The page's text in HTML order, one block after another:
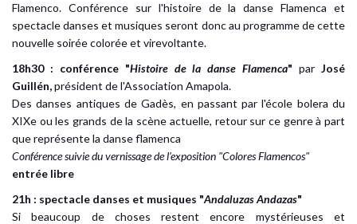
Flamenco. Conférence sur l'histoire de la danse Flamenca et
spectacle danses et musiques seront donc au programme de cette
nouvelle soirée colorée et virevoltante.
18h30 : conférence "Histoire de la danse Flamenca" parJosé
Guillén,président de l'Association Amapola.
Des danses antiques de Gadès, en passant par l'école bolera du
XIXe ou les grands de la scène actuelle, retour sur ce genre à part
que représente la danse flamenca
Conférence suivie du vernissage de l'exposition "Colores Flamencos"
entrée libre
21h : spectacle danses et musiques "Andaluzas Andazas"
Si beaucoup de choses restent encore mystérieuses et